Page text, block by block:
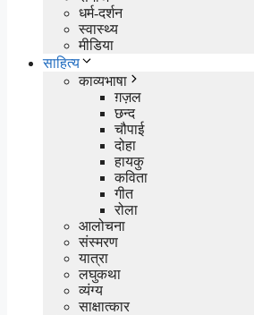
धर्म-दर्शन
स्वास्थ्य
मीडिया
साहित्य
काव्यभाषा
ग़ज़ल
छन्द
चौपाई
दोहा
हायकु
कविता
गीत
रोला
आलोचना
संस्मरण
यात्रा
लघुकथा
व्यंग्य
साक्षात्कार